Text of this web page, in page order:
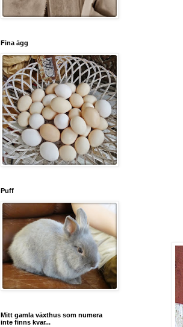
Fina ägg
Puff
Mitt gamla växthus som numera
inte finns kvar...